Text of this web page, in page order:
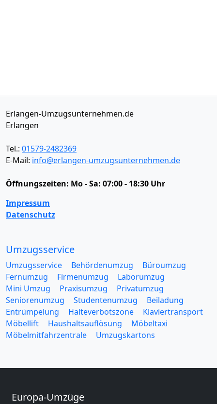
Erlangen-Umzugsunternehmen.de
Erlangen
Tel.: 01579-2482369
E-Mail: info@erlangen-umzugsunternehmen.de
Öffnungszeiten: Mo - Sa: 07:00 - 18:30 Uhr
Impressum
Datenschutz
Umzugsservice
Umzugsservice Behördenumzug
Büroumzug
Fernumzug
Firmenumzug
Laborumzug
Mini Umzug
Praxisumzug
Privatumzug
Seniorenumzug
Studentenumzug
Beiladung
Entrümpelung
Halteverbotszone
Klaviertransport
Möbellift
Haushaltsauflösung
Möbeltaxi
Möbelmitfahrzentrale
Umzugskartons
Europa-Umzüge